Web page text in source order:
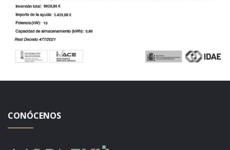
CONÓCENOS